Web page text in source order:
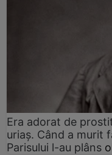
Era adorat de
uriaș. Când a murit
Parisului l-au plâns